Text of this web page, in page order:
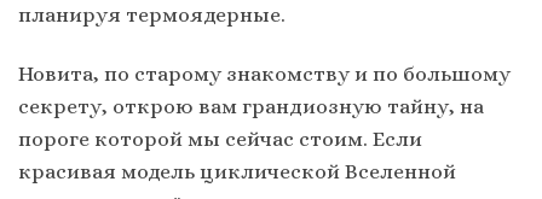
планируя термоядерные.
Новита, по старому знакомству и по большому
секрету, открою вам грандиозную тайну, на
пороге которой мы сейчас стоим. Если
красивая модель циклической Вселенной